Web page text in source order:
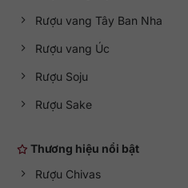
Rượu vang Tây Ban Nha
Rượu vang Úc
Rượu Soju
Rượu Sake
Thương hiệu nổi bật
Rượu Chivas